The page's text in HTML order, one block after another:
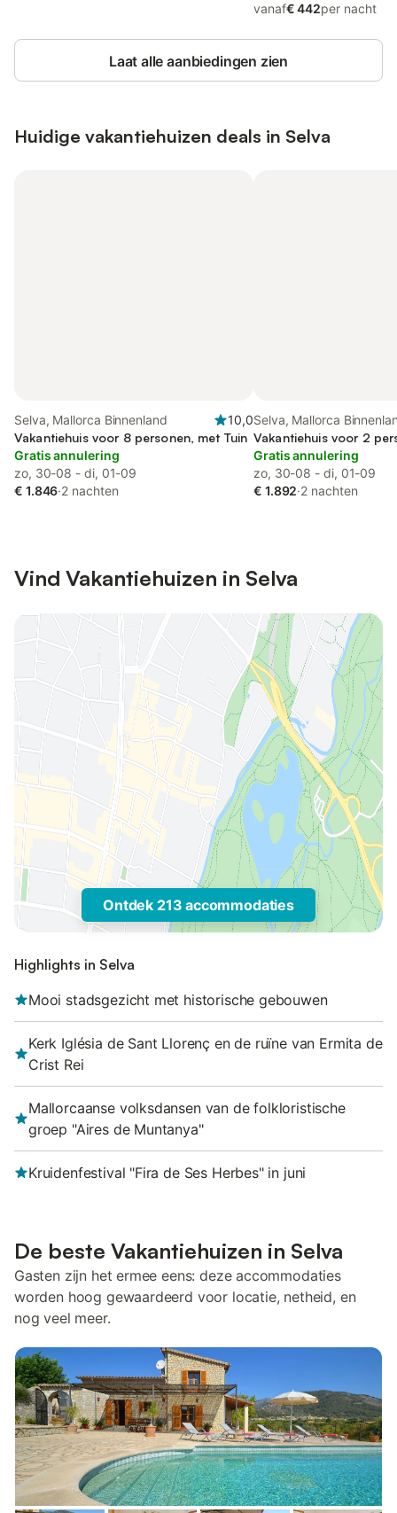
vanaf€ 442per nacht
Laat alle aanbiedingen zien
Huidige vakantiehuizen deals in Selva
Selva, Mallorca Binnenland
10,0
Vakantiehuis voor 8 personen, met Tuin
Gratis annulering
zo, 30-08 - di, 01-09
€ 1.846·2 nachten
Selva, Mallorca
Vakantiehuis voor 2
Gratis annulering
zo, 30-08 - di, 01-09
€ 1.892·2 nachten
Vind Vakantiehuizen in Selva
Ontdek 213 accommodaties
Highlights in Selva
Mooi stadsgezicht met historische gebouwen
Kerk Iglésia de Sant Llorenç en de ruïne van Ermita de
Crist Rei
Mallorcaanse volksdansen van de folkloristische
groep "Aires de Muntanya"
Kruidenfestival "Fira de Ses Herbes" in juni
De beste Vakantiehuizen in Selva
Gasten zijn het ermee eens: deze accommodaties
worden hoog gewaardeerd voor locatie, netheid, en
nog veel meer.